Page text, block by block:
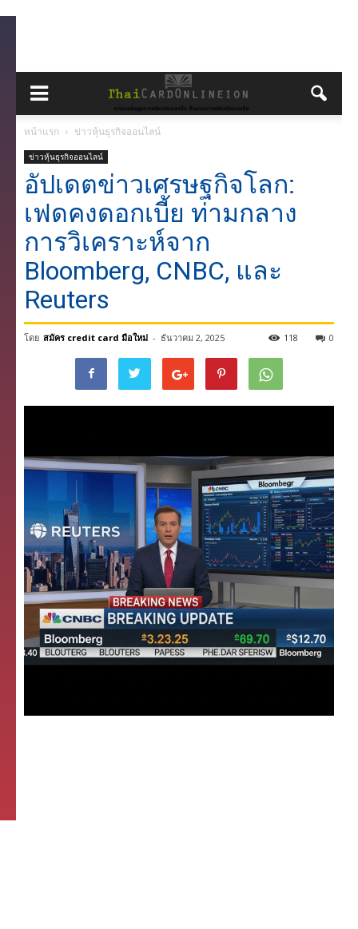
หน้าแรก ข่าวหุ้นธุรกิจออนไลน์
ข่าวหุ้นธุรกิจออนไลน์
อัปเดตข่าวเศรษฐกิจโลก:
เฟดคงดอกเบี้ย ท่ามกลาง
การวิเคราะห์จาก
Bloomberg, CNBC, และ
Reuters
โดย สมัคร credit card มือใหม่ - ธันวาคม 2, 2025 0
118